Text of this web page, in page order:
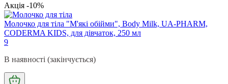
Акція -10%
Молочко для тіла "М'які обійми", Body Milk, UA-PHARM,
CODERMA KIDS, для дівчаток, 250 мл
9
В наявності (закінчується)